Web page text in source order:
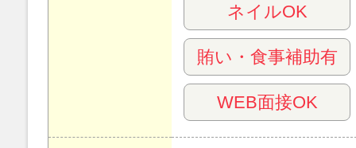
ネイルOK
賄い・食事補助有
WEB面接OK